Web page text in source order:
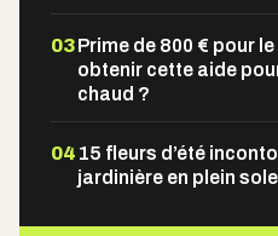
03Prime de 800 € pour
obtenir cette aide
chaud ?
04 15 fleurs d’été
jardinière en plein